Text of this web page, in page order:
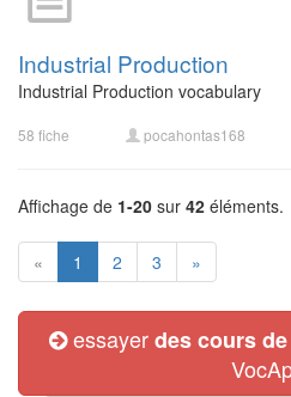
Industrial Production
Industrial Production vocabulary
58 fiche pocahontas168
Affichage de 1-20 sur 42 éléments.
« 1 2 3 »
essayerdes cours